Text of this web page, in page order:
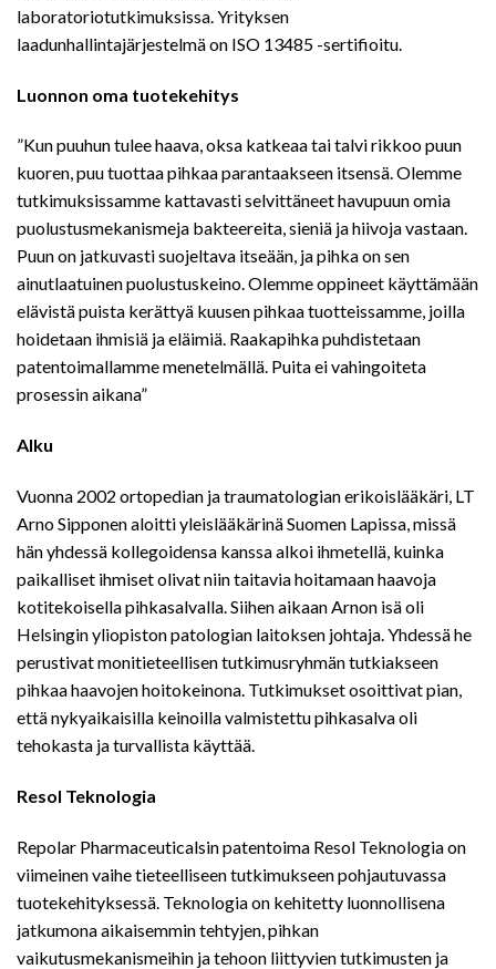
laboratoriotutkimuksissa. Yrityksen
laadunhallintajärjestelmä on ISO 13485 -sertifioitu.
Luonnon oma tuotekehitys
”Kun puuhun tulee haava, oksa katkeaa tai talvi rikkoo puun
kuoren, puu tuottaa pihkaa parantaakseen itsensä. Olemme
tutkimuksissamme kattavasti selvittäneet havupuun omia
puolustusmekanismeja bakteereita, sieniä ja hiivoja vastaan.
Puun on jatkuvasti suojeltava itseään, ja pihka on sen
ainutlaatuinen puolustuskeino. Olemme oppineet käyttämään
elävistä puista kerättyä kuusen pihkaa tuotteissamme, joilla
hoidetaan ihmisiä ja eläimiä. Raakapihka puhdistetaan
patentoimallamme menetelmällä. Puita ei vahingoiteta
prosessin aikana”
Alku
Vuonna 2002 ortopedian ja traumatologian erikoislääkäri, LT
Arno Sipponen aloitti yleislääkärinä Suomen Lapissa, missä
hän yhdessä kollegoidensa kanssa alkoi ihmetellä, kuinka
paikalliset ihmiset olivat niin taitavia hoitamaan haavoja
kotitekoisella pihkasalvalla. Siihen aikaan Arnon isä oli
Helsingin yliopiston patologian laitoksen johtaja. Yhdessä he
perustivat monitieteellisen tutkimusryhmän tutkiakseen
pihkaa haavojen hoitokeinona. Tutkimukset osoittivat pian,
että nykyaikaisilla keinoilla valmistettu pihkasalva oli
tehokasta ja turvallista käyttää.
Resol Teknologia
Repolar Pharmaceuticalsin patentoima Resol Teknologia on
viimeinen vaihe tieteelliseen tutkimukseen pohjautuvassa
tuotekehityksessä. Teknologia on kehitetty luonnollisena
jatkumona aikaisemmin tehtyjen, pihkan
vaikutusmekanismeihin ja tehoon liittyvien tutkimusten ja